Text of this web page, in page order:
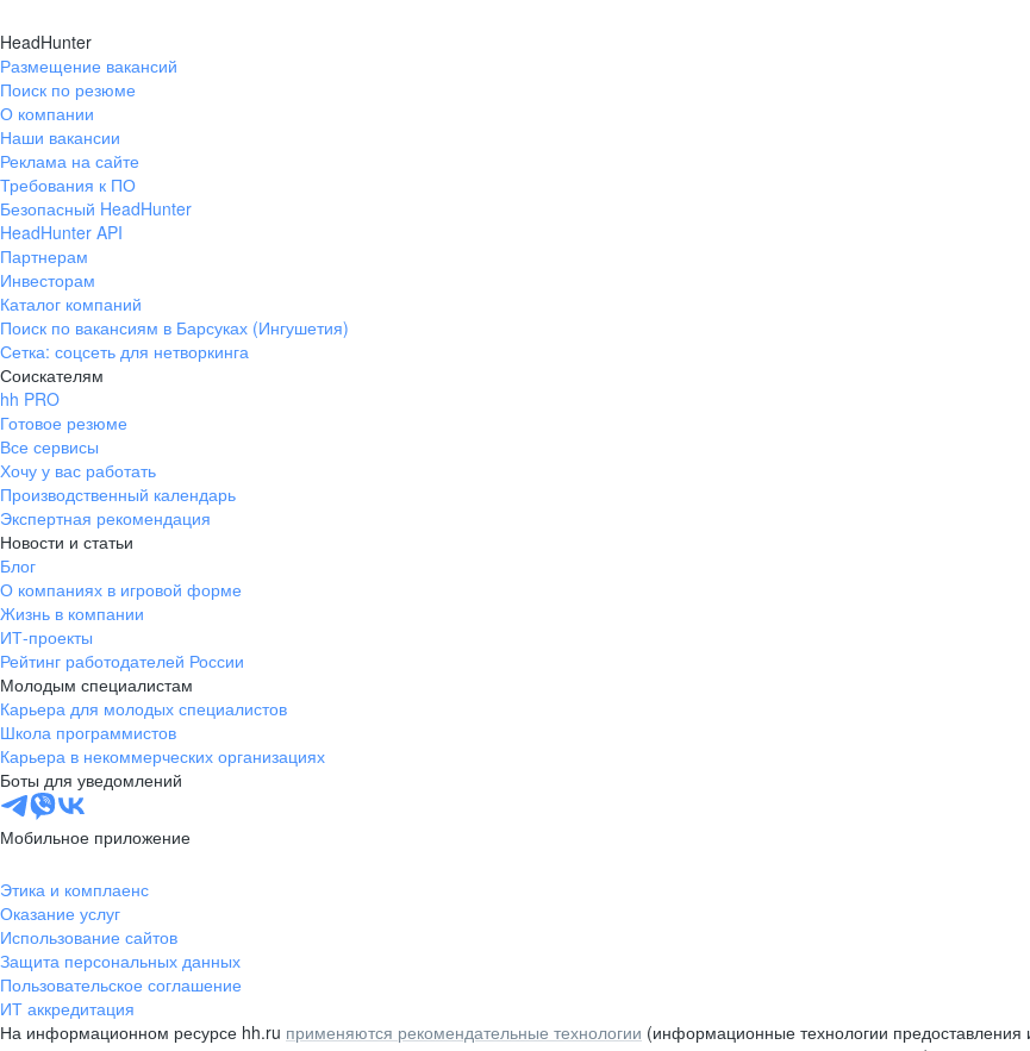
HeadHunter
Размещение вакансий
Поиск по резюме
О компании
Наши вакансии
Реклама на сайте
Требования к ПО
Безопасный HeadHunter
HeadHunter API
Партнерам
Инвесторам
Каталог компаний
Поиск по вакансиям в Барсуках (Ингушетия)
Сетка: соцсеть для нетворкинга
Соискателям
hh PRO
Готовое резюме
Все сервисы
Хочу у вас работать
Производственный календарь
Экспертная рекомендация
Новости и статьи
Блог
О компаниях в игровой форме
Жизнь в компании
ИТ-проекты
Рейтинг работодателей России
Молодым специалистам
Карьера для молодых специалистов
Школа программистов
Карьера в некоммерческих организациях
Боты для уведомлений
Мобильное приложение
Этика и комплаенс
Оказание услуг
Использование сайтов
Защита персональных данных
Пользовательское соглашение
ИТ аккредитация
На информационном ресурсе hh.ru применяются рекомендательные технологии (информационные технологии